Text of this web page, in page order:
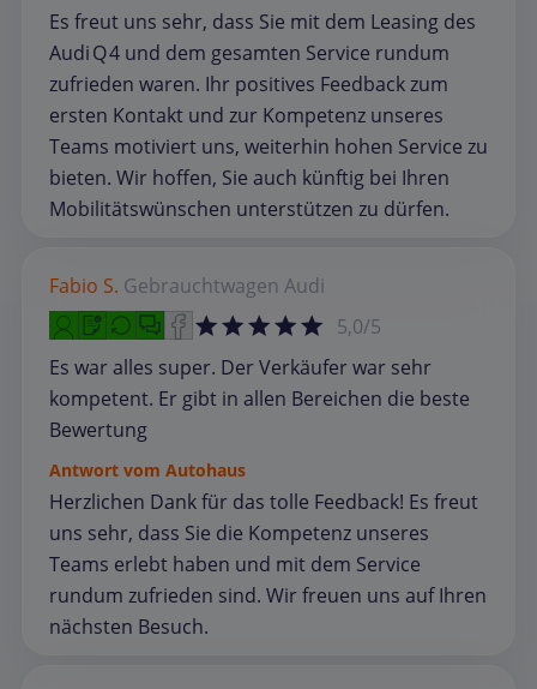
Es freut uns sehr, dass Sie mit dem Leasing des
Audi Q 4 und dem gesamten Service rundum
zufrieden waren. Ihr positives Feedback zum
ersten Kontakt und zur Kompetenz unseres
Teams motiviert uns, weiterhin hohen Service zu
bieten. Wir hoffen, Sie auch künftig bei Ihren
Mobilitätswünschen unterstützen zu dürfen.
Fabio S. Gebrauchtwagen Audi
5,0/5
Es war alles super. Der Verkäufer war sehr
kompetent. Er gibt in allen Bereichen die beste
Bewertung
Antwort vom Autohaus
Herzlichen Dank für das tolle Feedback! Es freut
uns sehr, dass Sie die Kompetenz unseres
Teams erlebt haben und mit dem Service
rundum zufrieden sind. Wir freuen uns auf Ihren
nächsten Besuch.